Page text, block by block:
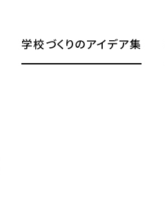
学校づくりのアイデア集